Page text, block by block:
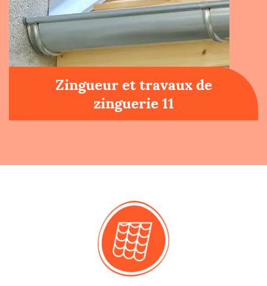
Zingueur et travaux de
zinguerie 11